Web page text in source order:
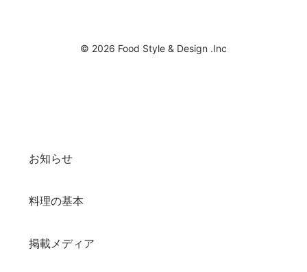
© 2026 Food Style & Design .Inc
お知らせ
料理の基本
掲載メディア